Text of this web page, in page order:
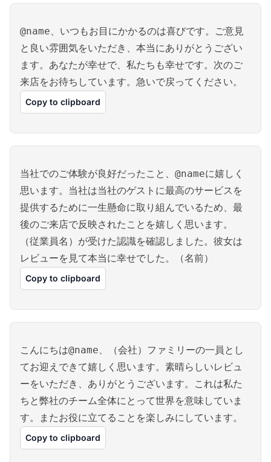
@name、いつもお目にかかるのは喜びです。ご意見
と良い雰囲気をいただき、本当にありがとうござい
ます。あなたが幸せで、私たちも幸せです。次のご
来店をお待ちしています。急いで戻ってください。
Copy to clipboard
当社でのご体験が良好だったこと、@nameに嬉しく
思います。当社は当社のゲストに最高のサービスを
提供するために一生懸命に取り組んでいるため、最
後のご来店で反映されたことを嬉しく思います。
（従業員名）が受けた認識を確認しました。彼女は
レビューを見て本当に幸せでした。（名前）
Copy to clipboard
こんにちは@name、（会社）ファミリーの一員とし
てお迎えできて嬉しく思います。素晴らしいレビュ
ーをいただき、ありがとうございます。これは私た
ちと弊社のチーム全体にとって世界を意味していま
す。またお役に立てることを楽しみにしています。
Copy to clipboard